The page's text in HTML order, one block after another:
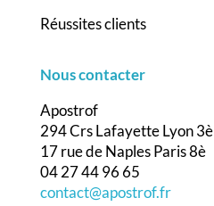
Réussites clients
Nous contacter
Apostrof
294 Crs Lafayette Lyon 3è
17 rue de Naples Paris 8è
04 27 44 96 65
contact@apostrof.fr